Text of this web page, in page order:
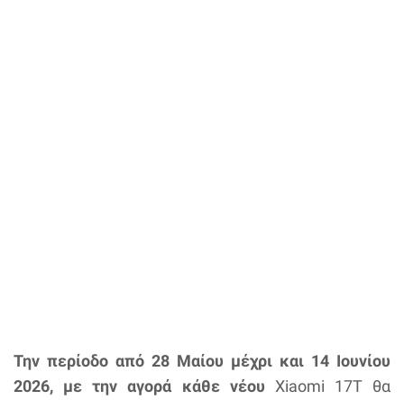
Την περίοδο από 28 Μαίου μέχρι και 14 Ιουνίου
2026, με την αγορά κάθε νέου Xiaomi 17T θα